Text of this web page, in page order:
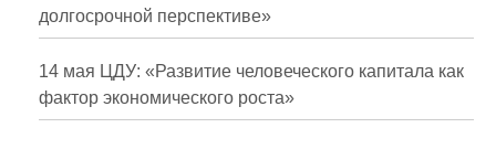
Проблемы прогнозирования
О журнале
Номера журналов
долгосрочной перспективе»
14 мая ЦДУ: «Развитие человеческого капитала как
фактор экономического роста»